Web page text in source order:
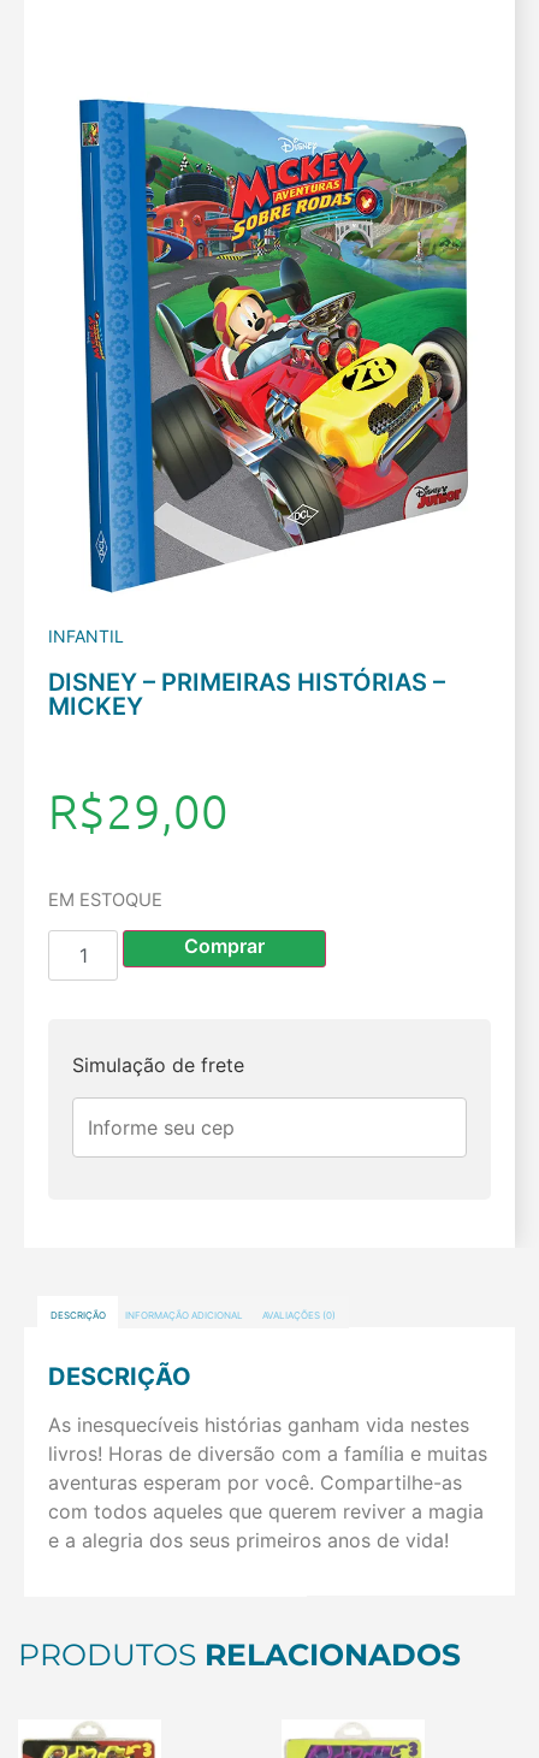
INFANTIL
DISNEY – PRIMEIRAS HISTÓRIAS –
MICKEY
R$29,00
EM ESTOQUE
Comprar
Simulação de frete
DESCRIÇÃO INFORMAÇÃO ADICIONAL AVALIAÇÕES (0)
DESCRIÇÃO
As inesquecíveis histórias ganham vida nestes
livros! Horas de diversão com a família e muitas
aventuras esperam por você. Compartilhe-as
com todos aqueles que querem reviver a magia
e a alegria dos seus primeiros anos de vida!
PRODUTOS RELACIONADOS